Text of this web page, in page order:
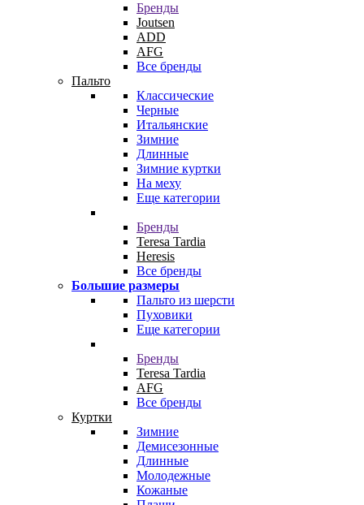
Бренды
Joutsen
ADD
AFG
Все бренды
Пальто
Классические
Черные
Итальянские
Зимние
Длинные
Зимние куртки
На меху
Еще категории
Бренды
Teresa Tardia
Heresis
Все бренды
Большие размеры
Пальто из шерсти
Пуховики
Еще категории
Бренды
Teresa Tardia
AFG
Все бренды
Куртки
Зимние
Демисезонные
Длинные
Молодежные
Кожаные